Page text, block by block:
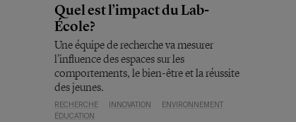
Quel est l’impact du Lab-
École?
Une équipe de recherche va mesurer
l’influence des espaces sur les
comportements, le bien-être et la réussite
des jeunes.
RECHERCHE INNOVATION
ENVIRONNEMENT
ÉDUCATION